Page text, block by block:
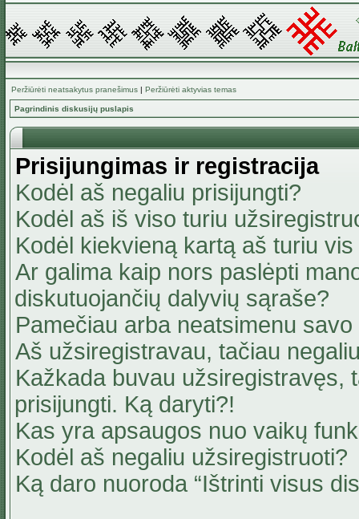
Peržiūrėti neatsakytus pranešimus | Peržiūrėti aktyvias temas
Pagrindinis diskusijų puslapis
Prisijungimas ir registracija
Kodėl aš negaliu prisijungti?
Kodėl aš iš viso turiu
Kodėl kiekvieną kartą aš turiu
Ar galima kaip nors paslėpti
diskutuojančių dalyvių sąraše?
Pamečiau arba neatsimenu
Aš užsiregistravau, tačiau
Kažkada buvau užsiregistravęs,
prisijungti. Ką daryti?!
Kas yra apsaugos nuo vaikų
Kodėl aš negaliu užsiregistruoti?
Ką daro nuoroda “Ištrinti visus